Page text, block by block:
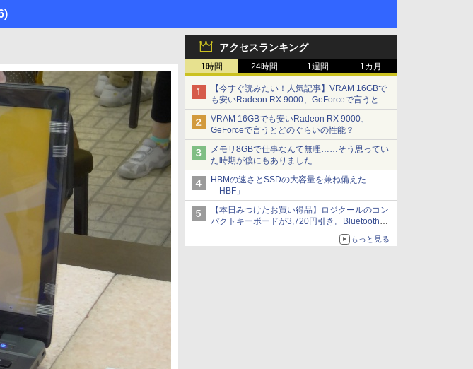
アクセスランキング
1時間 24時間 1週間 1カ月
【今すぐ読みたい！人気記事】VRAM 16GBで
も安いRadeon RX 9000、GeForceで言うとど
のぐらいの性能？ - PC Watch
VRAM 16GBでも安いRadeon RX 9000、
GeForceで言うとどのぐらいの性能？
メモリ8GBで仕事なんて無理……そう思ってい
た時期が僕にもありました
HBMの速さとSSDの大容量を兼ね備えた
「HBF」
【本日みつけたお買い得品】ロジクールのコン
パクトキーボードが3,720円引き。Bluetoothで3
もっと見る